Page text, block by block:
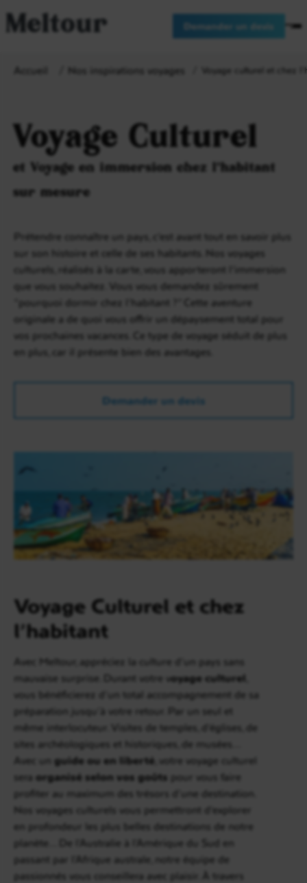
Meltour Demander un devis
Accueil Nos inspirations voyages Voyage culturel et chez
Voyage Culturel
et Voyage en immersion chez l'habitant
sur mesure
Prétendre connaître un pays, c’est avant tout en savoir plus
sur son histoire et celle de ses habitants. Nos voyages
culturels, réalisés à la carte, vous apporteront l’immersion
que vous souhaitez. Vous vous demandez sûrement
“pourquoi dormir chez l'habitant ?” Cette aventure
originale a de quoi vous offrir un dépaysement total pour
vos prochaines vacances. Ce type de voyage séduit de plus
en plus, car il présente bien des avantages.
Demander un devis
Voyage Culturel et chez
l’habitant
Avec Meltour, appréciez la culture d’un pays sans
mauvaise surprise. Durant votre voyage culturel
vous bénéficierez d’un total accompagnement de sa
préparation jusqu’à votre retour. Par un seul et
même interlocuteur. Visites de temples, d’églises, de
sites archéologiques et historiques, de musées…
Avec un
guide ou en liberté , votre voyage culturel
sera organisé selon vos goûts pour vous faire
profiter au maximum des trésors d’une destination.
Nos voyages culturels vous permettront d’explorer
en profondeur les plus belles destinations de notre
planète… De l’Australie à l’Amérique du Sud en
passant par l’Afrique australe, notre équipe de
passionnés vous conseillera avec plaisir. À travers